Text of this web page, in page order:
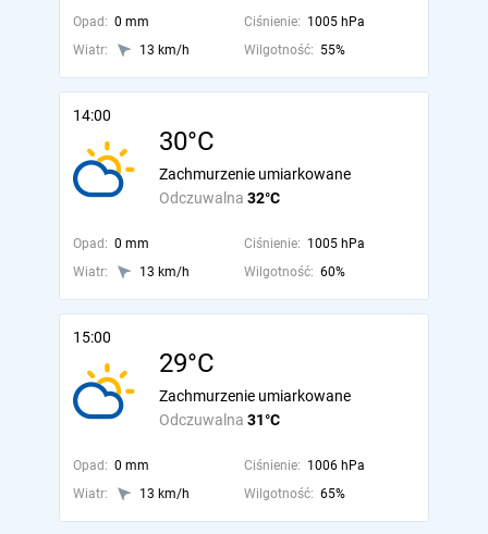
Opad: 0 mm Ciśnienie: 1005 hPa
Wiatr:
13 km/h Wilgotność: 55%
14:00
30°C
Odczuwalna 32°C
Zachmurzenie umiarkowane
Opad: 0 mm Ciśnienie: 1005 hPa
Wiatr:
13 km/h Wilgotność: 60%
15:00
29°C
Odczuwalna 31°C
Zachmurzenie umiarkowane
Opad: 0 mm Ciśnienie: 1006 hPa
Wiatr:
13 km/h Wilgotność: 65%